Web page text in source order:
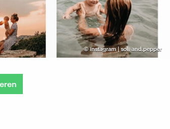
©instagram | sol. and.pepper